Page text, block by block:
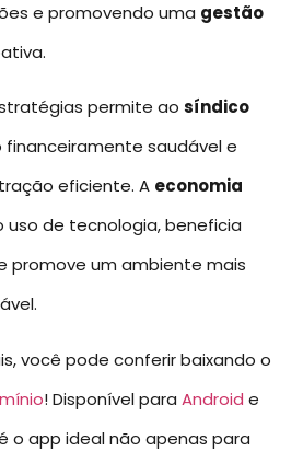
e promovendo uma gestão
permite ao síndico
saudável e
eficiente. A economia
uso de tecnologia, beneficia
promove um ambiente mais
você pode conferir baixando o
! Disponível para Android e
o app ideal não apenas para